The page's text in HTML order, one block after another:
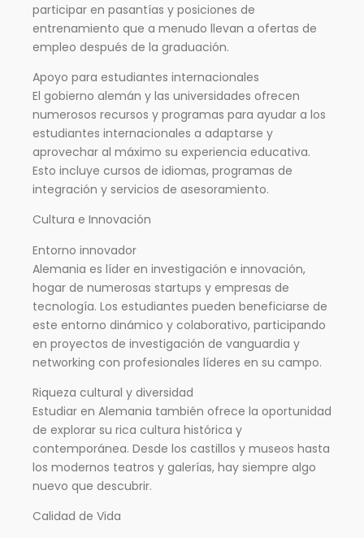
participar en pasantías y posiciones de
entrenamiento que a menudo llevan a ofertas de
empleo después de la graduación.
Apoyo para estudiantes internacionales
El gobierno alemán y las universidades ofrecen
numerosos recursos y programas para ayudar a los
estudiantes internacionales a adaptarse y
aprovechar al máximo su experiencia educativa.
Esto incluye cursos de idiomas, programas de
integración y servicios de asesoramiento.
Cultura e Innovación
Entorno innovador
Alemania es líder en investigación e innovación,
hogar de numerosas startups y empresas de
tecnología. Los estudiantes pueden beneficiarse de
este entorno dinámico y colaborativo, participando
en proyectos de investigación de vanguardia y
networking con profesionales líderes en su campo.
Riqueza cultural y diversidad
Estudiar en Alemania también ofrece la oportunidad
de explorar su rica cultura histórica y
contemporánea. Desde los castillos y museos hasta
los modernos teatros y galerías, hay siempre algo
nuevo que descubrir.
Calidad de Vida